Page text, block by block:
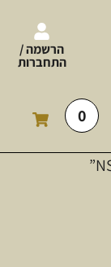
הרשמה /
התחברות
0